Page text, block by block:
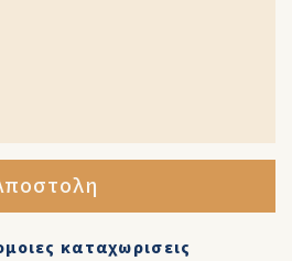
καταχωρισεις